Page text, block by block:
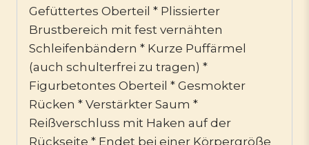
Gefüttertes Oberteil * Plissierter
Brustbereich mit fest vernähten
Schleifenbändern * Kurze Puffärmel
(auch schulterfrei zu tragen) *
Figurbetontes Oberteil * Gesmokter
Rücken * Verstärkter Saum *
Reißverschluss mit Haken auf der
Rückseite * Endet bei einer Körpergröße